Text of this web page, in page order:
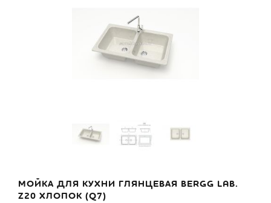
МОЙКА ДЛЯ КУХНИ ГЛЯНЦЕВАЯ BERGG LAB.
Z20 ХЛОПОК (Q7)